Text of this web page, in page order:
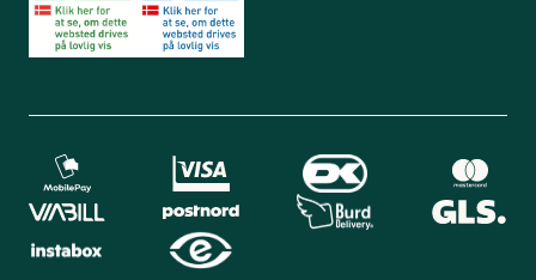
Mandag-torsdag 9.00 - 16.00
Kontakt os på mail
apoteket@apopro.dk
Spørgsmål og svar
Returnering
Bliv medlem
Din sikkerhed